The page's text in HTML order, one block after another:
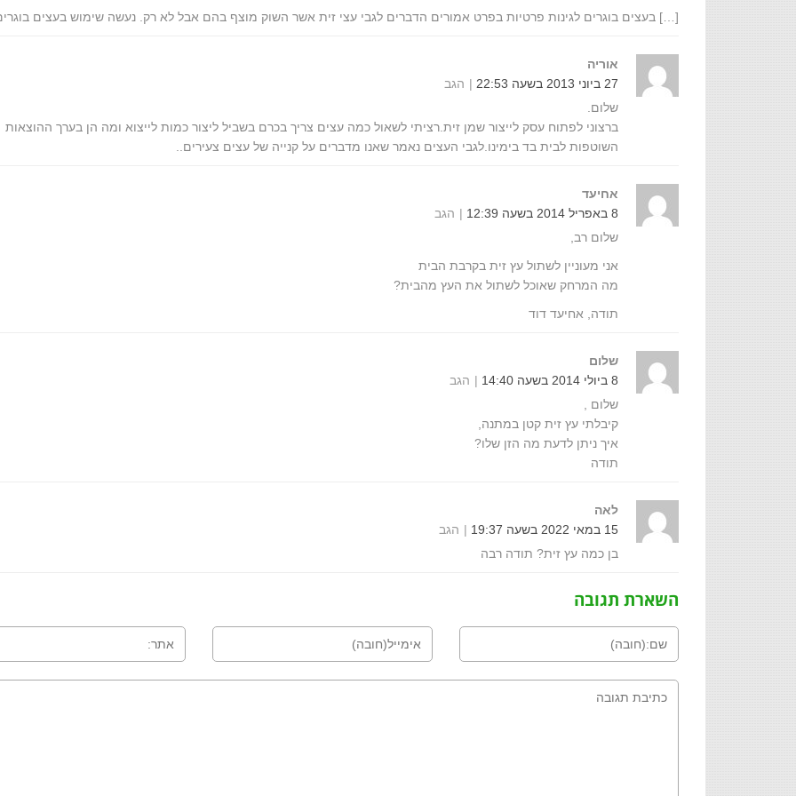
[…] בעצים בוגרים לגינות פרטיות בפרט אמורים הדברים לגבי עצי זית אשר השוק מוצף בהם אבל לא רק. נעשה שימוש בעצים
אוריה
27 ביוני 2013 בשעה 22:53
הגב
שלום.
ברצוני לפתוח עסק לייצור שמן זית.רציתי לשאול כמה עצים צריך בכרם בשביל ליצור כמות לייצוא ומה הן בערך ההוצאות
השוטפות לבית בד בימינו.לגבי העצים נאמר שאנו מדברים על קנייה של עצים צעירים..
אחיעד
8 באפריל 2014 בשעה 12:39
הגב
שלום רב,
אני מעוניין לשתול עץ זית בקרבת הבית
מה המרחק שאוכל לשתול את העץ מהבית?
תודה, אחיעד דוד
שלום
8 ביולי 2014 בשעה 14:40
הגב
שלום ,
קיבלתי עץ זית קטן במתנה,
איך ניתן לדעת מה הזן שלו?
תודה
לאה
15 במאי 2022 בשעה 19:37
הגב
בן כמה עץ זית? תודה רבה
השארת תגובה